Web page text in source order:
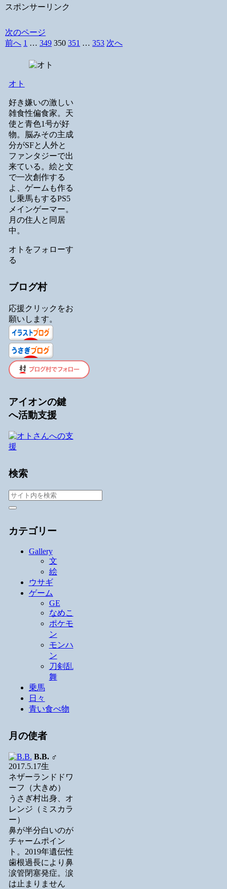
スポンサーリンク
次のページ
前へ 1 … 349 350 351 … 353 次へ
オト
好き嫌いの激しい
雑食性偏食家。天
使と青色1号が好
物。脳みその主成
分がSFと人外と
ファンタジーで出
来ている。絵と文
で一次創作する
よ、ゲームも作る
し乗馬もするPS5
メインゲーマー。
月の住人と同居
中。
オトをフォローす
る
ブログ村
応援クリックをお
願いします。
アイオンの鍵
へ活動支援
検索
カテゴリー
Gallery
文
絵
ウサギ
ゲーム
GE
なめこ
ポケモ
ン
モンハ
ン
刀剣乱
舞
乗馬
日々
青い食べ物
月の使者
B.B.♂
2017.5.17生
ネザーランドドワ
ーフ（大きめ）
うさぎ村出身、オ
レンジ（ミスカラ
ー）
鼻が半分白いのが
チャームポイン
ト。2019年遺伝性
歯根過長により鼻
涙管閉塞発症。涙
は止まりません